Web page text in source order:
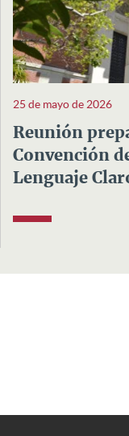
25 de mayo de 2026
Reunión
Convención
Lenguaje